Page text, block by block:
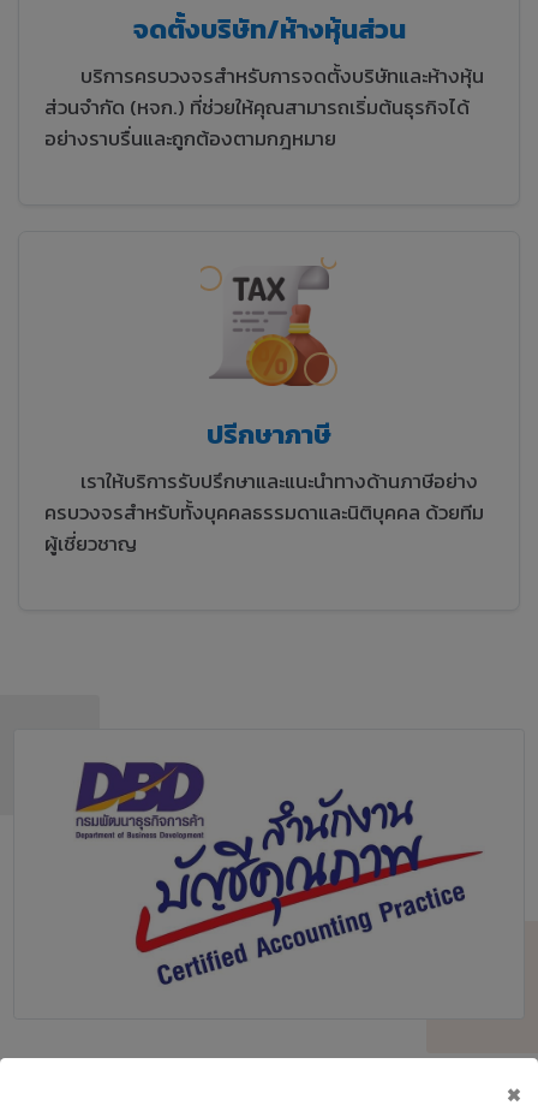
จดตั้งบริษัท/ห้างหุ้นส่วน
บริการครบวงจรสำหรับการจดตั้งบริษัทและห้างหุ้น
ส่วนจำกัด (หจก.) ที่ช่วยให้คุณสามารถเริ่มต้นธุรกิจได้
อย่างราบรื่นและถูกต้องตามกฎหมาย
ปรีกษาภาษี
เราให้บริการรับปรึกษาและแนะนำทางด้านภาษีอย่าง
ครบวงจรสำหรับทั้งบุคคลธรรมดาและนิติบุคคล ด้วยทีม
ผู้เชี่ยวชาญ
×